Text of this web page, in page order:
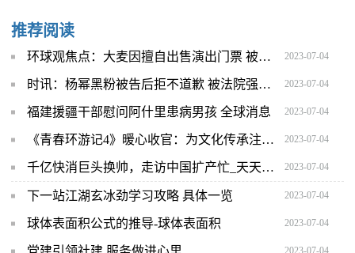
推荐阅读
环球观焦点：大麦因擅自出售演出门票 被行政处罚5000元 2023-07-04
时讯：杨幂黑粉被告后拒不道歉 被法院强制执行原判并道歉 2023-07-04
福建援疆干部慰问阿什里患病男孩 全球消息 2023-07-04
《青春环游记4》暖心收官：为文化传承注入青春活力 2023-07-04
千亿快消巨头换帅，走访中国扩产忙_天天热议 2023-07-04
下一站江湖玄冰劲学习攻略 具体一览 2023-07-04
球体表面积公式的推导-球体表面积 2023-07-04
2023-07-04